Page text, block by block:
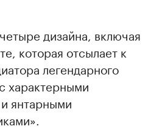
дизайна, включая
которая отсылает к
легендарного
характерными
янтарными